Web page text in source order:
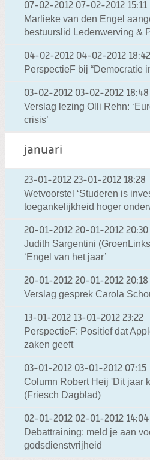
07-02-2012 07-02-2012 15:11
Marlieke van den Engel
bestuurslid Ledenwerving &
04-02-2012 04-02-2012 18:42
PerspectieF bij “Democratie
03-02-2012 03-02-2012 18:48
Verslag lezing Olli Rehn:
crisis’
januari
23-01-2012 23-01-2012 18:28
Wetvoorstel ‘Studeren is
toegankelijkheid hoger
20-01-2012 20-01-2012 20:30
Judith Sargentini
‘Engel van het jaar’
20-01-2012 20-01-2012 20:18
Verslag gesprek Carola
13-01-2012 13-01-2012 23:22
PerspectieF: Positief dat
zaken geeft
03-01-2012 03-01-2012 07:15
Column Robert Heij 'Dit jaar
(Friesch Dagblad)
02-01-2012 02-01-2012 14:04
Debattraining: meld je aan
godsdienstvrijheid